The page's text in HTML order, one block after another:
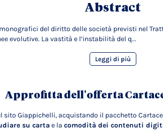
Abstract
del diritto delle società previsti nel
evolutive. La vastità e l’instabilità del q...
Leggi di più
Approfitta dell'offerta
sito Giappichelli, acquistando il pacchetto
su carta e la comodità dei contenuti